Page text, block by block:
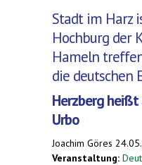
Stadt im Harz
Hochburg der
Hameln
die deutschen
Herzberg heißt
Urbo
Joachim Göres
Veranstaltung: